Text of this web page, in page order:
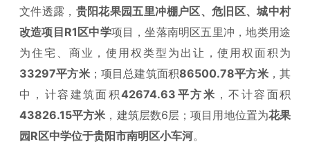
文件透露， 贵阳花果园五里冲棚户区、危旧区、城中村
改造项目R1区中学项目，坐落南明区五里冲，地类用途
为住宅、商业，使用权类型为出让，使用权面积为
33297平方米；项目总建筑面积86500.78平方米，其
中，计容建筑面积42674.63平方米 ，不计容面积
43826.15平方米 ，建筑层数6层；项目用地位置为花果
园R区中学位于贵阳市南明区小车河。